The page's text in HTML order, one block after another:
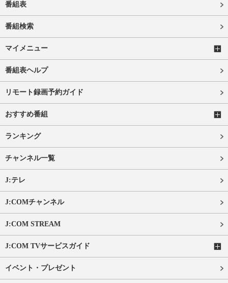
番組表
番組検索
マイメニュー
番組表ヘルプ
リモート録画予約ガイド
おすすめ番組
ランキング
チャンネル一覧
J:テレ
J:COMチャンネル
J:COM STREAM
J:COM TVサービスガイド
イベント・プレゼント